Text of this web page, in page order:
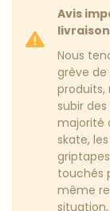
Avis
livraison
Nous
grève de
subir
majorité
skate,
touchés
même